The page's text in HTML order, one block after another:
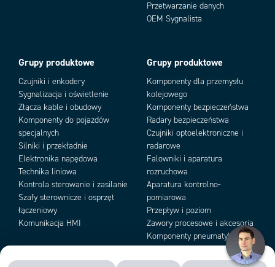
Przetwarzanie danych
OEM Sygnalista
Grupy produktowe
Czujniki i enkodery
Sygnalizacja i oświetlenie
Złącza kable i obudowy
Komponenty do pojazdów
specjalnych
Silniki i przekładnie
Elektronika napędowa
Technika liniowa
Kontrola sterowanie i zasilanie
Szafy sterownicze i osprzęt
łączeniowy
Komunikacja HMI
Grupy produktowe
Komponenty dla przemysłu
kolejowego
Komponenty bezpieczeństwa
Radary bezpieczeństwa
Czujniki optoelektroniczne i
radarowe
Falowniki i aparatura
rozruchowa
Aparatura kontrolno-
pomiarowa
Przepływ i poziom
Zawory procesowe i akcesoria
Komponenty pneumatyki i
podciśnienia